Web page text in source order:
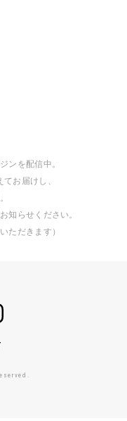
ンを配信中。
お届けし、
知らせください。
ただきます）